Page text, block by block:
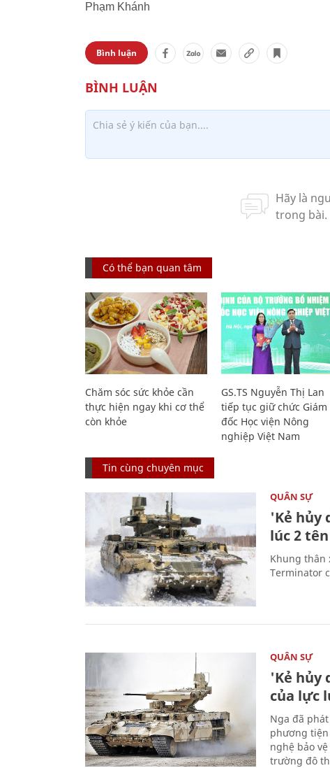
Phạm Khánh
Bình luận
Có thể bạn quan tâm
Chăm sóc sức khỏe cần
thực hiện ngay khi cơ thể
còn khỏe
GS.TS Nguyễn Thị Lan
tiếp tục giữ chức Giám
đốc Học viện Nông
nghiệp Việt Nam
Tin cùng chuyên mục
QUÂN SỰ
'Kẻ hủy
lúc 2
Khung thân
Terminator
QUÂN SỰ
'Kẻ hủy
của lực
Nga đã
phương tiện
nghệ bảo
trường đô